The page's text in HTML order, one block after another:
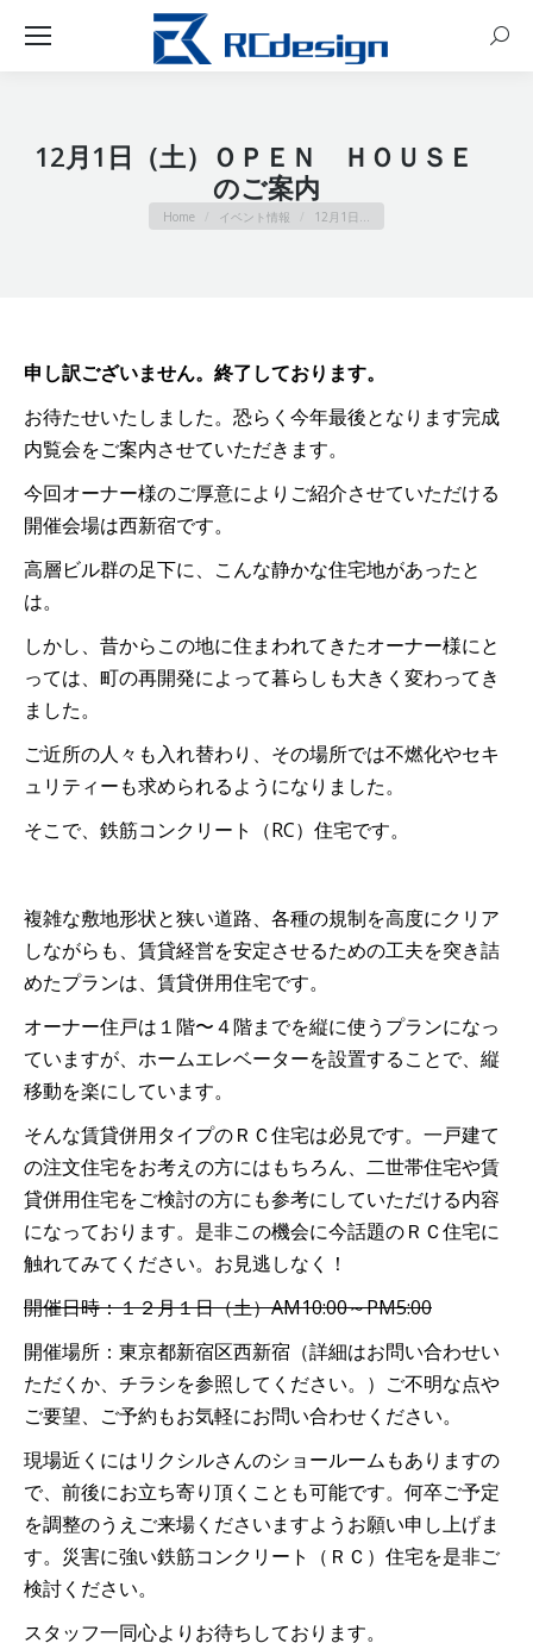
12月1日（土）ＯＰＥＮ ＨＯＵＳＥ
のご案内
You are here:
Home イベント情報 12月1日…
申し訳ございません。終了しております。
お待たせいたしました。恐らく今年最後となります完成
内覧会をご案内させていただきます。
今回オーナー様のご厚意によりご紹介させていただける
開催会場は西新宿です。
高層ビル群の足下に、こんな静かな住宅地があったと
は。
しかし、昔からこの地に住まわれてきたオーナー様にと
っては、町の再開発によって暮らしも大きく変わってき
ました。
ご近所の人々も入れ替わり、その場所では不燃化やセキ
ュリティーも求められるようになりました。
そこで、鉄筋コンクリート（RC）住宅です。
複雑な敷地形状と狭い道路、各種の規制を高度にクリア
しながらも、賃貸経営を安定させるための工夫を突き詰
めたプランは、賃貸併用住宅です。
オーナー住戸は１階〜４階までを縦に使うプランになっ
ていますが、ホームエレベーターを設置することで、縦
移動を楽にしています。
そんな賃貸併用タイプのＲＣ住宅は必見です。一戸建て
の注文住宅をお考えの方にはもちろん、二世帯住宅や賃
貸併用住宅をご検討の方にも参考にしていただける内容
になっております。是非この機会に今話題のＲＣ住宅に
触れてみてください。お見逃しなく！
開催日時：１２月１日（土）AM10:00～PM5:00
開催場所：東京都新宿区西新宿（詳細はお問い合わせい
ただくか、チラシを参照してください。）ご不明な点や
ご要望、ご予約もお気軽にお問い合わせください。
現場近くにはリクシルさんのショールームもありますの
で、前後にお立ち寄り頂くことも可能です。何卒ご予定
を調整のうえご来場くださいますようお願い申し上げま
す。災害に強い鉄筋コンクリート（ＲＣ）住宅を是非ご
検討ください。
スタッフ一同心よりお待ちしております。